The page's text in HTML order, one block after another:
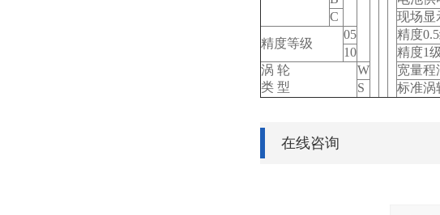
C
现场显
精度等级
05
精度
10
精度1
涡 轮
类 型
W
宽量程
S
标准涡
在线咨询